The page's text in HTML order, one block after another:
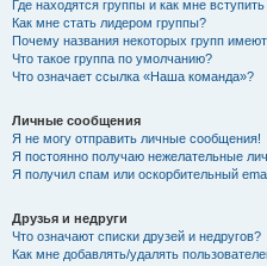
Где находятся группы и как мне
Как мне стать лидером группы?
Почему названия некоторых групп
Что такое группа по умолчанию?
Что означает ссылка «Наша команда»?
Личные сообщения
Я не могу отправить личные сообщения!
Я постоянно получаю нежелательные
Я получил спам или оскорбительный
Друзья и недруги
Что означают списки друзей и недругов?
Как мне добавлять/удалять